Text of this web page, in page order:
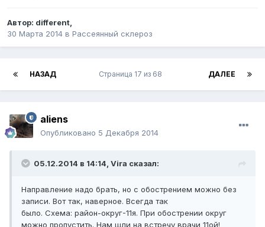
Автор: different,
30 Марта 2014 в Рассеянный склероз
НАЗАД ДАЛЕЕ
Страница 17 из 68
aliens
Опубликовано 5 Декабря 2014
05.12.2014 в 14:14, Vira сказал:
Направление надо брать, но с обострением можно без
записи. Вот так, наверное. Всегда так
было. Схема: район-округ-11я. При обострении округ
можно пропустить. Нам шли на встречу врачи 11ой!